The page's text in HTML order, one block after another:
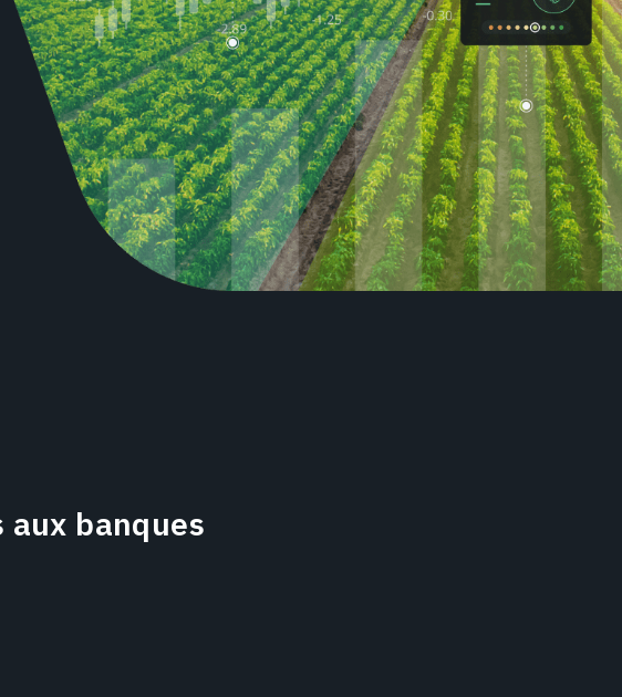
aux banques